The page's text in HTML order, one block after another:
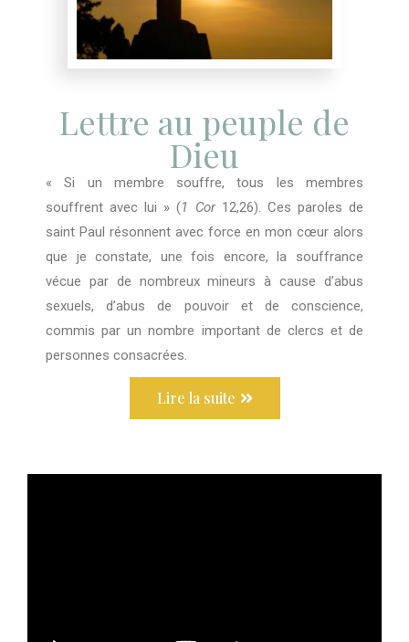
Lettre au peuple de
Dieu
« Si un membre souffre, tous les membres
souffrent avec lui » (1 Cor12,26). Ces paroles de
saint Paul résonnent avec force en mon cœur alors
que je constate, une fois encore, la souffrance
vécue par de nombreux mineurs à cause d’abus
sexuels, d’abus de pouvoir et de conscience,
commis par un nombre important de clercs et de
personnes consacrées.
Lire la suite